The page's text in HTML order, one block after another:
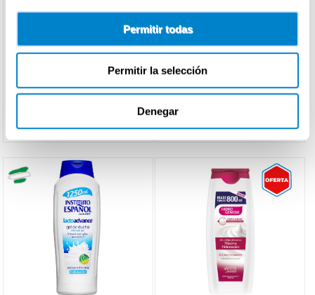
Permitir todas
Permitir la selección
Denegar
INST.ESPAÑOL 500ML
INST.ESPAÑOL 1,250ML